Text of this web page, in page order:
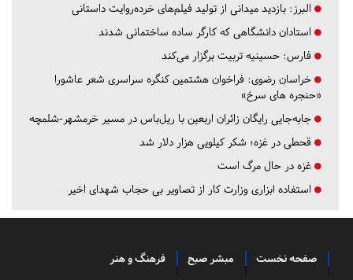
البرز: بازدید میدانی از تولید فیلم‌های خرده‌روایت داستانی
استادان دانشگاهی که کارگر ساده ساختمانی شدند
فارس: حسینیه تربیت برگزار می‌کند
خراسان رضوی: فراخوان هشتمین کنگره سراسری شعر عاشورا
«حنجره های سرخ»
جابه‌جایی رایگان زائران اربعین با ریل‌باس در مسیر خرمشهر-شلمچه
قحطی در غزه؛ شکر کیلویی هزار دلار شد
غزه در حال مرگ است
استفاده ابزاری وزارت کار از تصاویر بی حجاب شهدای اخیر
صفحه نخست مبشر صبح فرهنگ و هنر